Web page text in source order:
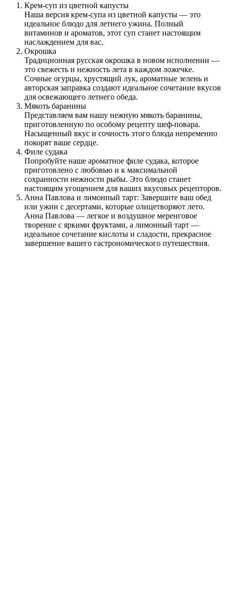
Крем-суп из цветной капусты
Наша версия крем-супа из цветной капусты — это
идеальное блюдо для летнего ужина. Полный
витаминов и ароматов, этот суп станет настоящим
наслаждением для вас.
Окрошка
Традиционная русская окрошка в новом исполнении —
это свежесть и нежность лета в каждом ложечке.
Сочные огурцы, хрустящий лук, ароматные зелень и
авторская заправка создают идеальное сочетание вкусов
для освежающего летнего обеда.
Мякоть баранины
Представляем вам нашу нежную мякоть баранины,
приготовленную по особому рецепту шеф-повара.
Насыщенный вкус и сочность этого блюда непременно
покорят ваше сердце.
Филе судака
Попробуйте наше ароматное филе судака, которое
приготовлено с любовью и к максимальной
сохранности нежности рыбы. Это блюдо станет
настоящим угощением для ваших вкусовых рецепторов.
Анна Павлова и лимонный тарт: Завершите ваш обед
или ужин с десертами, которые олицетворяют лето.
Анна Павлова — легкое и воздушное меренговое
творение с яркими фруктами, а лимонный тарт —
идеальное сочетание кислоты и сладости, прекрасное
завершение вашего гастрономического путешествия.